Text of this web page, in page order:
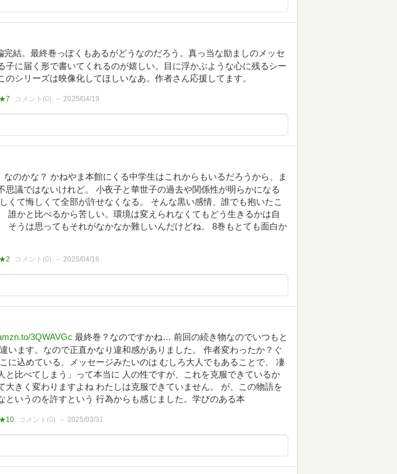
完結。最終巻っぽくもあるがどうなのだろう。真っ当な励ましのメッセ
子に届く形で書いてくれるのが嬉しい。目に浮かぶような心に残るシー
のシリーズは映像化してほしいなあ。作者さん応援してます。
★7 コメント(0) 2025/04/19
なのかな？ かねやま本館にくる中学生はこれからもいるだろうから、ま
思議ではないけれど。 小夜子と華世子の過去や関係性が明らかになる
くて悔しくて全部が許せなくなる。 そんな黒い感情、誰でも抱いたこ
誰かと比べるから苦しい。環境は変えられなくてもどう生きるかは自
そうは思ってもそれがなかなか難しいんだけどね。 8巻もとても面白か
★2 コメント(0) 2025/04/16
3QWAVGc 最終巻？なのですかね… 前回の続き物なのでいつもと
います。なので正直かなり違和感がありました。 作者変わったか？ぐ
に込めている、メッセージみたいのは むしろ大人でもあることで、 凄
と比べてしまう」って本当に 人の性ですが、これを克服できているか
大きく変わりますよね わたしは克服できていません。 が、この物語を
というのを許すという 行為からも感じました。学びのある本
★10 コメント(0) 2025/03/31